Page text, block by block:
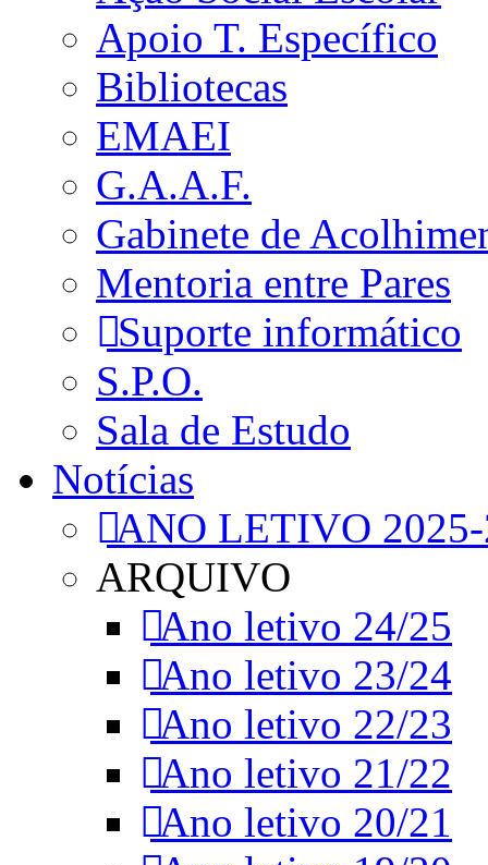
Apoio T. Específico
Bibliotecas
EMAEI
G.A.A.F.
Gabinete de
Mentoria entre Pares
Suporte informático
S.P.O.
Sala de Estudo
Notícias
ANO LETIVO
ARQUIVO
Ano letivo 24/25
Ano letivo 23/24
Ano letivo 22/23
Ano letivo 21/22
Ano letivo 20/21